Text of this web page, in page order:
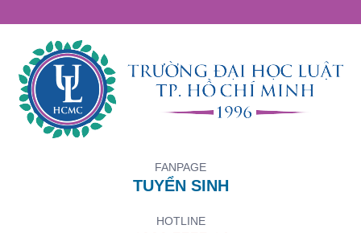
FANPAGE
TUYỂN SINH
HOTLINE